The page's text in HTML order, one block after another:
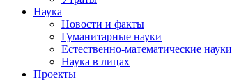
Наука
Новости и факты
Гуманитарные науки
Естественно-математические науки
Наука в лицах
Проекты